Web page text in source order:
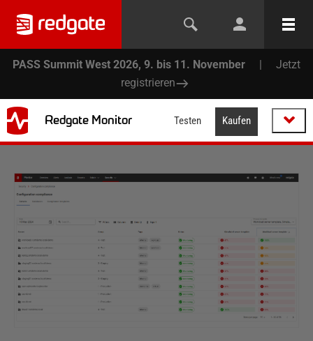
PASS Summit West 2026, 9. bis 11. November |
Jetzt
registrieren
Redgate Monitor Testen Kaufen